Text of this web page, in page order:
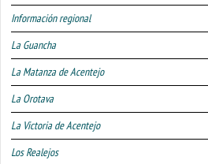
Información regional
La Guancha
La Matanza de Acentejo
La Orotava
La Victoria de Acentejo
Los Realejos